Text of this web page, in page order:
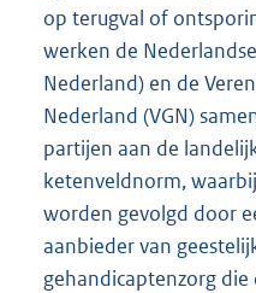
op terugval of
werken de
Nederland) en de
Nederland (VGN)
partijen aan de
ketenveldnorm,
worden gevolgd door
aanbieder van
gehandicaptenzorg